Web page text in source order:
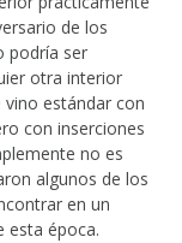
de los
podría ser
otra interior
vino estándar con
con inserciones
no es
algunos de los
en un
esta época.